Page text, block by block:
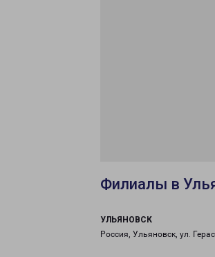
Филиалы в
УЛЬЯНОВСК
Россия, Ульяновск, ул.